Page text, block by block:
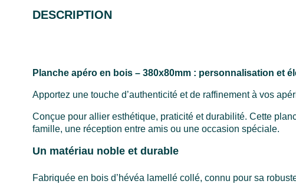
DESCRIPTION
Planche apéro en bois – 380x80mm : personnalisation et
Apportez une touche d’authenticité et de raffinement à vos
Conçue pour allier esthétique, praticité et durabilité. Cette
famille, une réception entre amis ou une occasion spéciale.
Un matériau noble et durable
Fabriquée en bois d’hévéa lamellé collé, connu pour sa